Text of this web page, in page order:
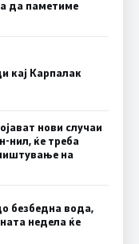
да паметиме
кај Карпалак
нови случаи
нил, ќе треба
на
безбедна вода,
недела ќе